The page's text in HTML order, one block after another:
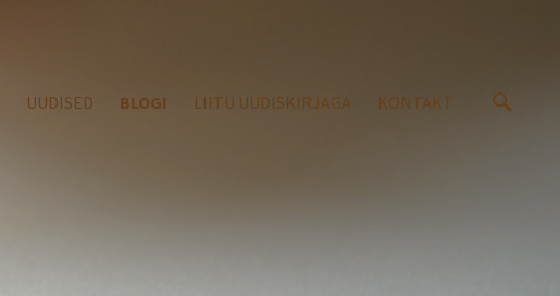
UUDISED BLOGI LIITU UUDISKIRJAGA KONTAKT